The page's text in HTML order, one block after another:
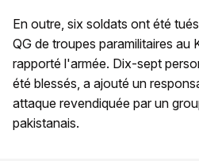
En outre, six soldats ont été
QG de troupes paramilitaires au
rapporté l'armée. Dix-sept
été blessés, a ajouté un
attaque revendiquée par un
pakistanais.